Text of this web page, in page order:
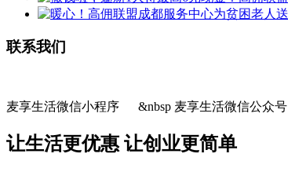
联系我们
麦享生活微信小程序 &nbsp 麦享生活微信公众号
让生活更优惠 让创业更简单